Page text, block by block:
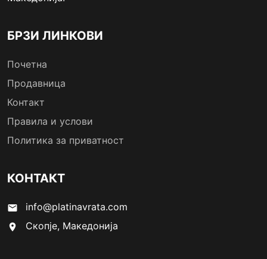
БРЗИ ЛИНКОВИ
Почетна
Продавница
Контакт
Правила и услови
Политика за приватност
КОНТАКТ
email info@platinavrata.com
location_on Скопје, Македонија